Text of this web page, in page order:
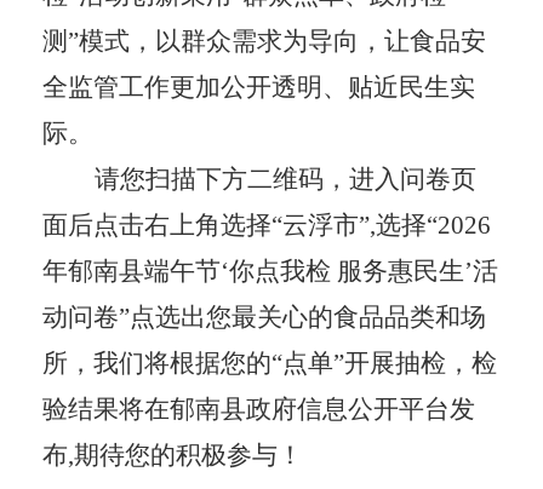
测”模式，以群众需求为导向，让食品安
全监管工作更加公开透明、贴近民生实
际。
请您扫描下方二维码，进入问卷页
面后点击右上角选择“云浮市”,选择“2026
年郁南县端午节‘你点我检 服务惠民生’活
动问卷”点选出您最关心的食品品类和场
所，我们将根据您的“点单”开展抽检，检
验结果将在郁南县政府信息公开平台发
布,期待您的积极参与！